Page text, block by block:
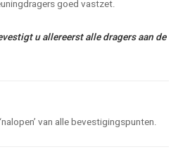
goed vastzet.
u allereerst alle dragers aan de
van alle bevestigingspunten.